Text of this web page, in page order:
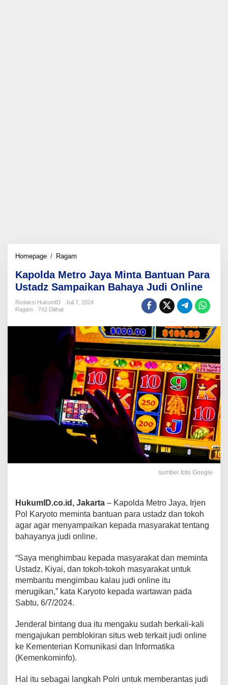
Homepage / Ragam
Jaya
Minta
Bantuan
Para
Bahaya
Judi
Online
Kapolda Metro Jaya Minta Bantuan Para
Ustadz Sampaikan Bahaya Judi Online
Redaksi HukumID
Juli 7, 2024
Ragam
742 Dilihat
sumber foto Google
HukumID.co.id, Jakarta – Kapolda Metro Jaya, Irjen
Pol Karyoto meminta bantuan para ustadz dan tokoh
agar agar menyampaikan kepada masyarakat tentang
bahayanya judi online.
“Saya menghimbau kepada masyarakat dan meminta
Ustadz, Kiyai, dan tokoh-tokoh masyarakat untuk
membantu mengimbau kalau judi online itu
merugikan,” kata Karyoto kepada wartawan pada
Sabtu, 6/7/2024.
Jenderal bintang dua itu mengaku sudah berkali-kali
mengajukan pemblokiran situs web terkait judi online
ke Kementerian Komunikasi dan Informatika
(Kemenkominfo).
Hal itu sebagai langkah Polri untuk memberantas judi